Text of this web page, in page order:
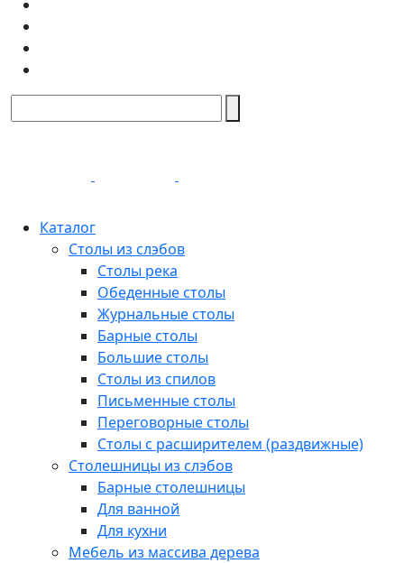
Каталог
Столы из слэбов
Столы река
Обеденные столы
Журнальные столы
Барные столы
Большие столы
Столы из спилов
Письменные столы
Переговорные столы
Столы с расширителем (раздвижные)
Столешницы из слэбов
Барные столешницы
Для ванной
Для кухни
Мебель из массива дерева